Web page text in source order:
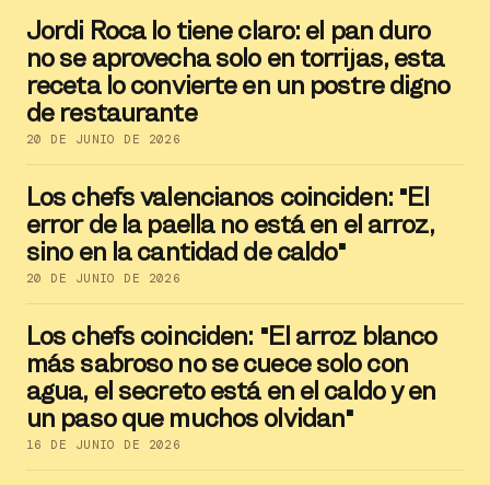
Jordi Roca lo tiene claro: el pan duro
no se aprovecha solo en torrijas, esta
receta lo convierte en un postre digno
de restaurante
20 DE JUNIO DE 2026
Los chefs valencianos coinciden: "El
error de la paella no está en el arroz,
sino en la cantidad de caldo"
20 DE JUNIO DE 2026
Los chefs coinciden: "El arroz blanco
más sabroso no se cuece solo con
agua, el secreto está en el caldo y en
un paso que muchos olvidan"
16 DE JUNIO DE 2026